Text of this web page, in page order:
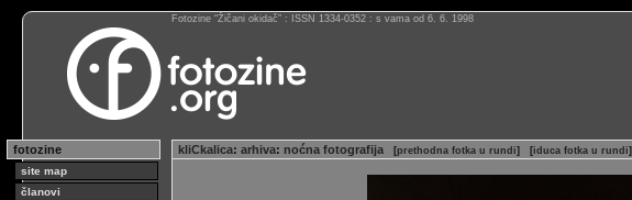
Fotozine “Žičani okidač” : ISSN 1334-0352 : s vama od 6. 6. 1998
fotozine
site map
članovi
kliCkalica: arhiva: noćna fotografija [prethodna fotka u rundi] [iduca fotka u rundi]